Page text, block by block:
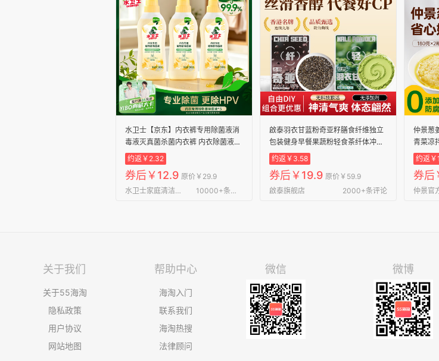
水卫士【京东】内衣裤专用除菌液消
毒液灭真菌杀菌内衣裤 内衣除菌液
380g*3
约返￥2.32
券后￥12.9 原价￥29.9
水卫士家庭清洁旗舰店
10000+条评论
啟泰羽衣甘蓝粉奇亚籽膳食纤维独立
包装健身早餐果蔬粉轻食茶纤体冲饮
20条奇亚籽（1盒）+30条羽衣甘蓝
粉（1盒）
约返￥3.58
券后￥19.9 原价￥59.9
啟泰旗舰店
2000+条评论
仲景葱
青菜凉
葱姜蒜
约返￥
券后
仲景官
关于我们
关于55海淘
隐私政策
用户协议
网站地图
帮助中心
海淘入门
联系我们
海淘热搜
法律顾问
微信 微博